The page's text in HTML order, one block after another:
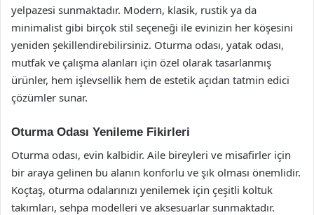
yelpazesi sunmaktadır. Modern, klasik, rustik ya da
minimalist gibi birçok stil seçeneği ile evinizin her köşesini
yeniden şekillendirebilirsiniz. Oturma odası, yatak odası,
mutfak ve çalışma alanları için özel olarak tasarlanmış
ürünler, hem işlevsellik hem de estetik açıdan tatmin edici
çözümler sunar.
Oturma Odası Yenileme Fikirleri
Oturma odası, evin kalbidir. Aile bireyleri ve misafirler için
bir araya gelinen bu alanın konforlu ve şık olması önemlidir.
Koçtaş, oturma odalarınızı yenilemek için çeşitli koltuk
takımları, sehpa modelleri ve aksesuarlar sunmaktadır.